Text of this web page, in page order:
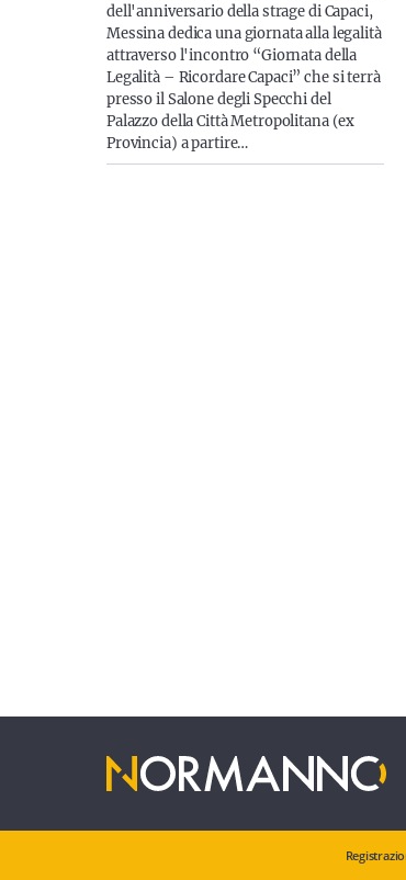
dell'anniversario della strage di Capaci,
Messina dedica una giornata alla legalità
attraverso l'incontro “Giornata della
Legalità – Ricordare Capaci” che si terrà
presso il Salone degli Specchi del
Palazzo della Città Metropolitana (ex
Provincia) a partire…